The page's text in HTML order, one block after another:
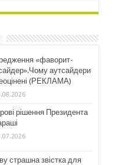
«фаворит-
аутсайдери
(РЕКЛАМА)
рішення Президента
страшна звістка для